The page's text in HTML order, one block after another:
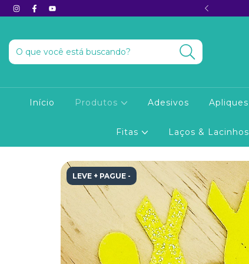
e ganhe -28% 🎃
Início Produtos Adesivos Apliques
Fitas Laços & Lacinhos
LEVE + PAGUE -